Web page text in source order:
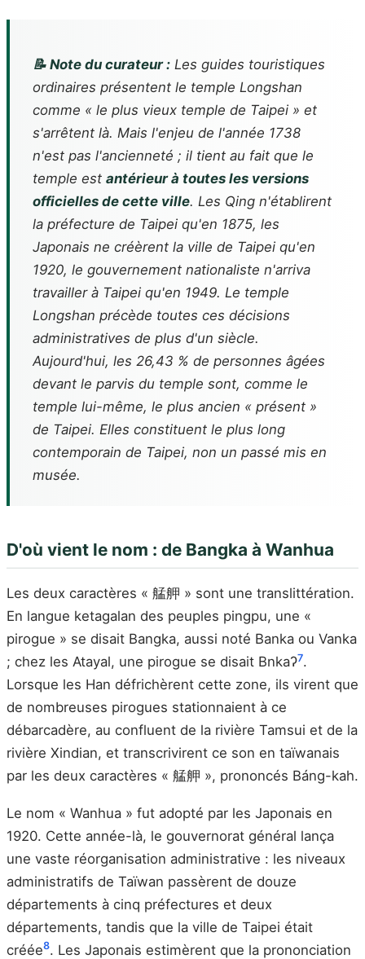
📝 Note du curateur : Les guides touristiques
ordinaires présentent le temple Longshan
comme « le plus vieux temple de Taipei » et
s'arrêtent là. Mais l'enjeu de l'année 1738
n'est pas l'ancienneté ; il tient au fait que le
temple est antérieur à toutes les versions
officielles de cette ville. Les Qing n'établirent
la préfecture de Taipei qu'en 1875, les
Japonais ne créèrent la ville de Taipei qu'en
1920, le gouvernement nationaliste n'arriva
travailler à Taipei qu'en 1949. Le temple
Longshan précède toutes ces décisions
administratives de plus d'un siècle.
Aujourd'hui, les 26,43 % de personnes âgées
devant le parvis du temple sont, comme le
temple lui-même, le plus ancien « présent »
de Taipei. Elles constituent le plus long
contemporain de Taipei, non un passé mis en
musée.
D'où vient le nom : de Bangka à Wanhua
Les deux caractères « 艋舺 » sont une translittération.
En langue ketagalan des peuples pingpu, une «
pirogue » se disait Bangka, aussi noté Banka ou Vanka
; chez les Atayal, une pirogue se disait Bnkaʔ7.
Lorsque les Han défrichèrent cette zone, ils virent que
de nombreuses pirogues stationnaient à ce
débarcadère, au confluent de la rivière Tamsui et de la
rivière Xindian, et transcrivirent ce son en taïwanais
par les deux caractères « 艋舺 », prononcés Báng-kah.
Le nom « Wanhua » fut adopté par les Japonais en
1920. Cette année-là, le gouvernorat général lança
une vaste réorganisation administrative : les niveaux
administratifs de Taïwan passèrent de douze
départements à cinq préfectures et deux
départements, tandis que la ville de Taipei était
créée8. Les Japonais estimèrent que la prononciation